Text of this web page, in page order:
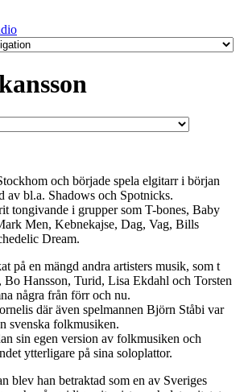
och började spela elgitarr i början
av bl.a. Shadows och Spotnicks.
tongivande i grupper som T-bones, Baby
Men, Kebnekajse, Dag, Vag, Bills
Dream.
på en mängd andra artisters musik, som t
Hansson, Turid, Lisa Ekdahl och Torsten
några från förr och nu.
där även spelmannen Björn Ståbi var
svenska folkmusiken.
sin egen version av folkmusiken och
ytterligare på sina soloplattor.
blev han betraktad som en av Sveriges